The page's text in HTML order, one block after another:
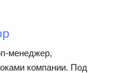
менеджер,
компании. Под